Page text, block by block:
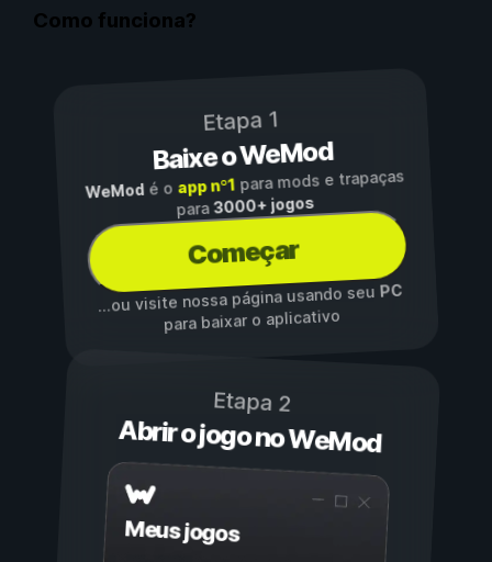
Como funciona?
Etapa 1
Baixe o WeMod
WeModé o app nº1para mods e trapaças
para3000+ jogos
Começar
...ou visite nossa página usando seuPC
para baixar o aplicativo
Etapa 2
Abrir o jogo no WeMod
Meus jogos